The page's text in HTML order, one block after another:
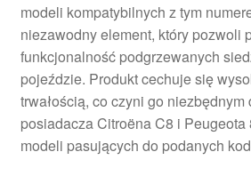
modeli kompatybilnych z tym
niezawodny element, który pozwoli
funkcjonalność podgrzewanych
pojeździe. Produkt cechuje się
trwałością, co czyni go niezbędnym
posiadacza Citroëna C8 i Peugeota
modeli pasujących do podanych